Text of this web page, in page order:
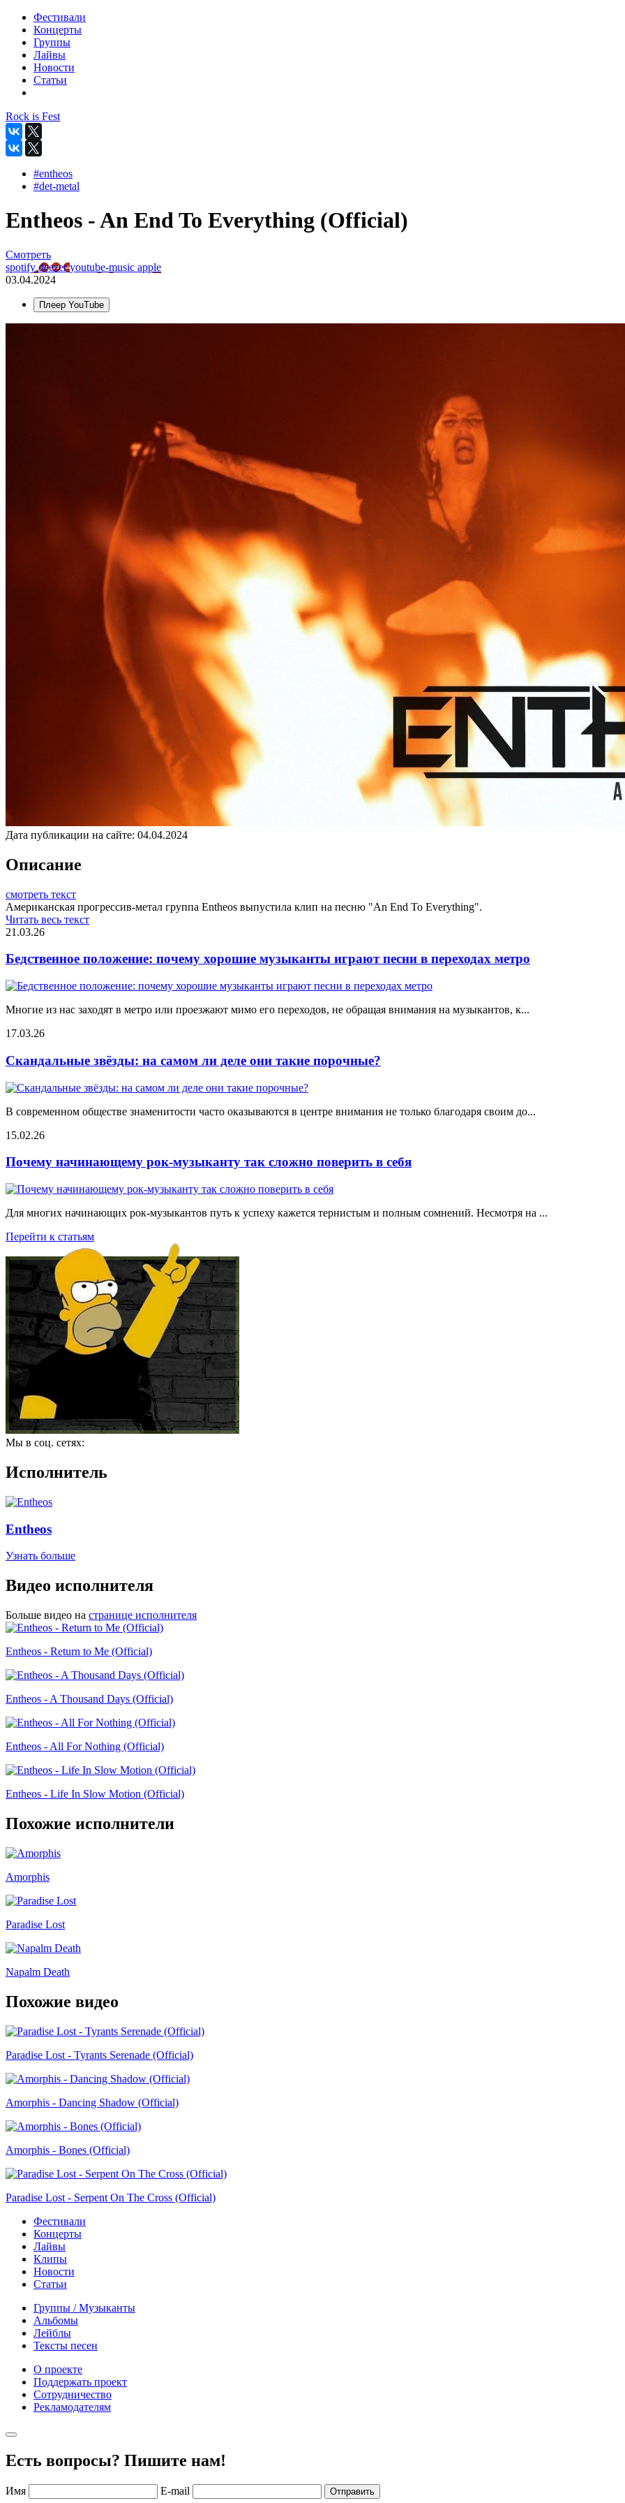
Фестивали
Концерты
Группы
Лайвы
Новости
Статьи
Rock is Fest
#entheos
#det-metal
Entheos - An End To Everything (Official)
Смотреть
spotifydeezeryoutube-music apple
03.04.2024
Плеер YouTube
Дата публикации на сайте: 04.04.2024
Описание
смотреть текст
Американская прогрессив-метал группа Entheos выпустила клип на песню "An End To Everything".
Читать весь текст
21.03.26
Бедственное положение: почему хорошие музыканты играют песни в переходах метро
Многие из нас заходят в метро или проезжают мимо его переходов, не обращая внимания на музыкантов, к...
17.03.26
Скандальные звёзды: на самом ли деле они такие порочные?
В современном обществе знаменитости часто оказываются в центре внимания не только благодаря своим до...
15.02.26
Почему начинающему рок-музыканту так сложно поверить в себя
Для многих начинающих рок-музыкантов путь к успеху кажется тернистым и полным сомнений. Несмотря на ...
Перейти к статьям
Мы в соц. сетях:
Исполнитель
Entheos
Узнать больше
Видео исполнителя
Больше видео на странице исполнителя
Entheos - Return to Me (Official)
Entheos - A Thousand Days (Official)
Entheos - All For Nothing (Official)
Entheos - Life In Slow Motion (Official)
Похожие исполнители
Amorphis
Paradise Lost
Napalm Death
Похожие видео
Paradise Lost - Tyrants Serenade (Official)
Amorphis - Dancing Shadow (Official)
Amorphis - Bones (Official)
Paradise Lost - Serpent On The Cross (Official)
Фестивали
Концерты
Лайвы
Клипы
Новости
Статьи
Группы / Музыканты
Альбомы
Лейблы
Тексты песен
О проекте
Поддержать проект
Сотрудничество
Рекламодателям
Есть вопросы? Пишите нам!
Имя E-mail